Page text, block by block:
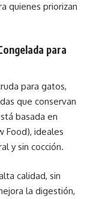
quienes priorizan
para
para gatos,
que conservan
basada en
Food), ideales
y sin cocción.
calidad, sin
la digestión,